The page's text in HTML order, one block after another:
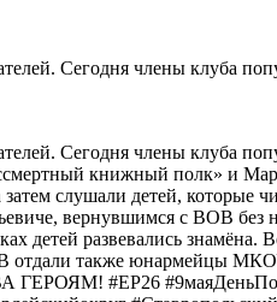
Сегодня члены клуба
Сегодня члены клуба
книжный полк» и
слушали детей,
вернувшимся с ВОВ
развевались знамёна.
отдали также юнармейцы
ГЕРОЯМ! #ЕР26